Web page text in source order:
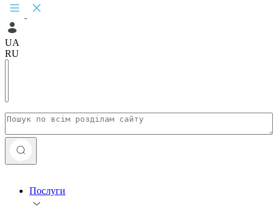
UA
RU
Послуги